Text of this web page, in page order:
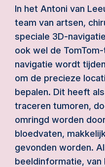
In het Antoni van
team van artsen,
speciale 3D-
ook wel de
navigatie wordt
om de precieze
bepalen. Dit heeft
traceren tumoren,
omringd worden
bloedvaten,
gevonden worden.
beeldinformatie, van